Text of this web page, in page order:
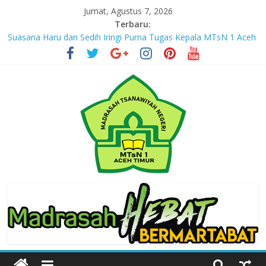
content
Jumat, Agustus 7, 2026
Terbaru:
Suasana Haru dan Sedih Iringi Purna Tugas Kepala MTsN 1 Aceh
Masuki Tahun Ketiga, MTsN 1 Aceh Timur Perkuat Kapasitas
Guru untuk Hadirkan Inovasi Kelas Digital
Jejak yang Tertinggal – Part III
Jejak yang Tertinggal – Part II
Jejak yang Tertinggal – Part I
1
Aceh